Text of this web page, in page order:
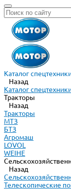
Каталог
Назад
Каталог
Тракторы
Назад
Тракторы
МТЗ
БТЗ
Агромаш
LOVOL
WEIHE
Назад
Телескопические